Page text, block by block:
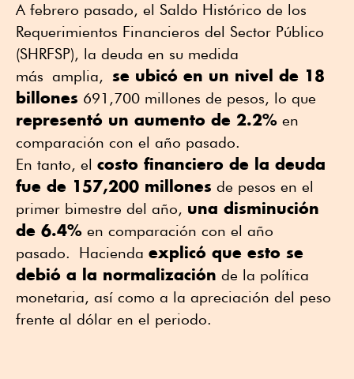
A febrero pasado, el Saldo Histórico de los
Requerimientos Financieros del Sector Público
(SHRFSP), la deuda en su medida
más amplia, se ubicó en un nivel de 18
billones 691,700 millones de pesos, lo que
representó un aumento de 2.2% en
comparación con el año pasado.
En tanto, el costo financiero de la deuda
fue de 157,200 millones de pesos en el
primer bimestre del año, una disminución
de 6.4% en comparación con el año
pasado. Hacienda explicó que esto se
debió a la normalización de la política
monetaria, así como a la apreciación del peso
frente al dólar en el periodo.